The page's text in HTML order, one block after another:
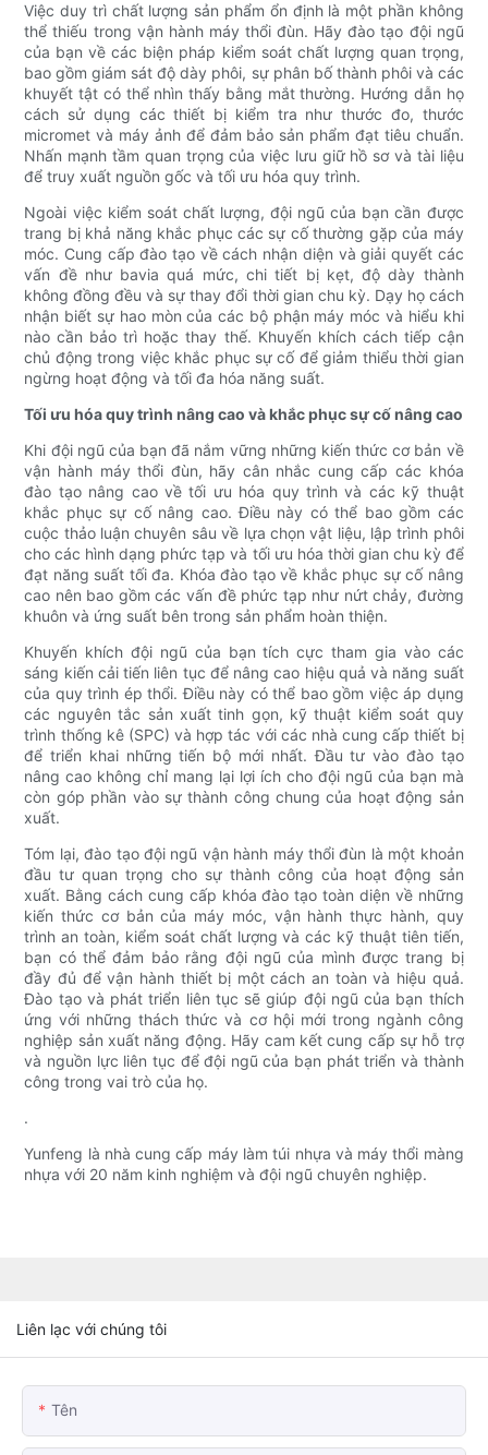
Việc duy trì chất lượng sản phẩm ổn định là một phần không
thể thiếu trong vận hành máy thổi đùn. Hãy đào tạo đội ngũ
của bạn về các biện pháp kiểm soát chất lượng quan trọng,
bao gồm giám sát độ dày phôi, sự phân bố thành phôi và các
khuyết tật có thể nhìn thấy bằng mắt thường. Hướng dẫn họ
cách sử dụng các thiết bị kiểm tra như thước đo, thước
micromet và máy ảnh để đảm bảo sản phẩm đạt tiêu chuẩn.
Nhấn mạnh tầm quan trọng của việc lưu giữ hồ sơ và tài liệu
để truy xuất nguồn gốc và tối ưu hóa quy trình.
Ngoài việc kiểm soát chất lượng, đội ngũ của bạn cần được
trang bị khả năng khắc phục các sự cố thường gặp của máy
móc. Cung cấp đào tạo về cách nhận diện và giải quyết các
vấn đề như bavia quá mức, chi tiết bị kẹt, độ dày thành
không đồng đều và sự thay đổi thời gian chu kỳ. Dạy họ cách
nhận biết sự hao mòn của các bộ phận máy móc và hiểu khi
nào cần bảo trì hoặc thay thế. Khuyến khích cách tiếp cận
chủ động trong việc khắc phục sự cố để giảm thiểu thời gian
ngừng hoạt động và tối đa hóa năng suất.
Tối ưu hóa quy trình nâng cao và khắc phục sự cố nâng cao
Khi đội ngũ của bạn đã nắm vững những kiến ​​thức cơ bản về
vận hành máy thổi đùn, hãy cân nhắc cung cấp các khóa
đào tạo nâng cao về tối ưu hóa quy trình và các kỹ thuật
khắc phục sự cố nâng cao. Điều này có thể bao gồm các
cuộc thảo luận chuyên sâu về lựa chọn vật liệu, lập trình phôi
cho các hình dạng phức tạp và tối ưu hóa thời gian chu kỳ để
đạt năng suất tối đa. Khóa đào tạo về khắc phục sự cố nâng
cao nên bao gồm các vấn đề phức tạp như nứt chảy, đường
khuôn và ứng suất bên trong sản phẩm hoàn thiện.
Khuyến khích đội ngũ của bạn tích cực tham gia vào các
sáng kiến ​​cải tiến liên tục để nâng cao hiệu quả và năng suất
của quy trình ép thổi. Điều này có thể bao gồm việc áp dụng
các nguyên tắc sản xuất tinh gọn, kỹ thuật kiểm soát quy
trình thống kê (SPC) và hợp tác với các nhà cung cấp thiết bị
để triển khai những tiến bộ mới nhất. Đầu tư vào đào tạo
nâng cao không chỉ mang lại lợi ích cho đội ngũ của bạn mà
còn góp phần vào sự thành công chung của hoạt động sản
xuất.
Tóm lại, đào tạo đội ngũ vận hành máy thổi đùn là một khoản
đầu tư quan trọng cho sự thành công của hoạt động sản
xuất. Bằng cách cung cấp khóa đào tạo toàn diện về những
kiến ​​thức cơ bản của máy móc, vận hành thực hành, quy
trình an toàn, kiểm soát chất lượng và các kỹ thuật tiên tiến,
bạn có thể đảm bảo rằng đội ngũ của mình được trang bị
đầy đủ để vận hành thiết bị một cách an toàn và hiệu quả.
Đào tạo và phát triển liên tục sẽ giúp đội ngũ của bạn thích
ứng với những thách thức và cơ hội mới trong ngành công
nghiệp sản xuất năng động. Hãy cam kết cung cấp sự hỗ trợ
và nguồn lực liên tục để đội ngũ của bạn phát triển và thành
công trong vai trò của họ.
.
Yunfeng là nhà cung cấp máy làm túi nhựa và máy thổi màng
nhựa với 20 năm kinh nghiệm và đội ngũ chuyên nghiệp.
Liên lạc với chúng tôi
Tên